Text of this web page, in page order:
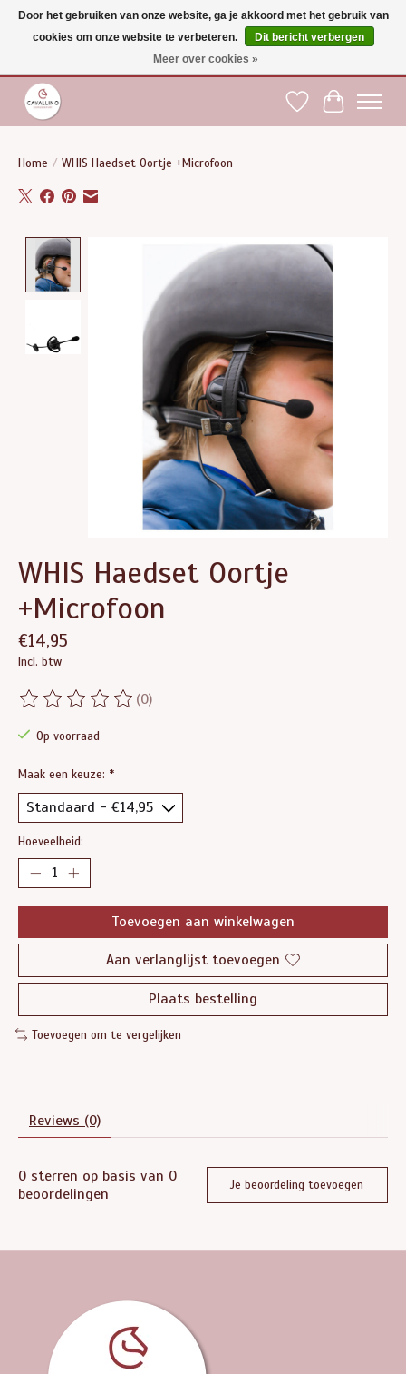
Gratis verzending vanaf €75 binnen BE - vanaf €100 naar EU | Voor 17:00 besteld is
dezelfde dag verzonden | Klantendienst: +32 (0)51 21 27 00 |
Verlanglijst
Home / WHIS Haedset Oortje +Microfoon
Product image slideshow Items
WHIS Haedset Oortje
+Microfoon
€14,95
Incl. btw
De beoordeling van dit product is
(0)
Op voorraad
Maak een keuze: *
Hoeveelheid:
Toevoegen aan winkelwagen
Aan verlanglijst toevoegen
Plaats bestelling
Toevoegen om te vergelijken
Reviews (0)
0 sterren op basis van 0
beoordelingen
Je beoordeling toevoegen
Door het gebruiken van onze website, ga je akkoord met het gebruik van
cookies om onze website te verbeteren.
Dit bericht verbergen
Meer over cookies »